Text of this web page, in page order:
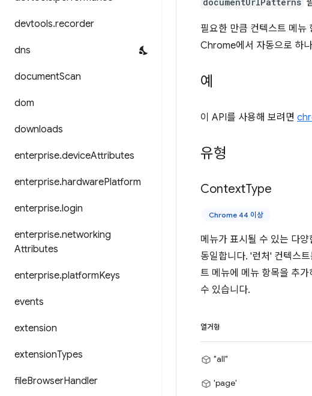
devtools.recorder
dns
documentScan
dom
downloads
enterprise.deviceAttributes
enterprise.hardwarePlatform
enterprise.login
enterprise.networking
Attributes
enterprise.platformKeys
events
extension
extensionTypes
fileBrowserHandler
필요한 만큼 컨텍스트 메
Chrome에서 자동으로 하
예
이 API를 사용해 보려면
유형
ContextType
Chrome 44 이상
메뉴가 표시될 수 있는 다
동일합니다. '런처' 컨텍스
트 메뉴에 메뉴 항목을 추
수 있습니다.
열거형
"all"
'page'